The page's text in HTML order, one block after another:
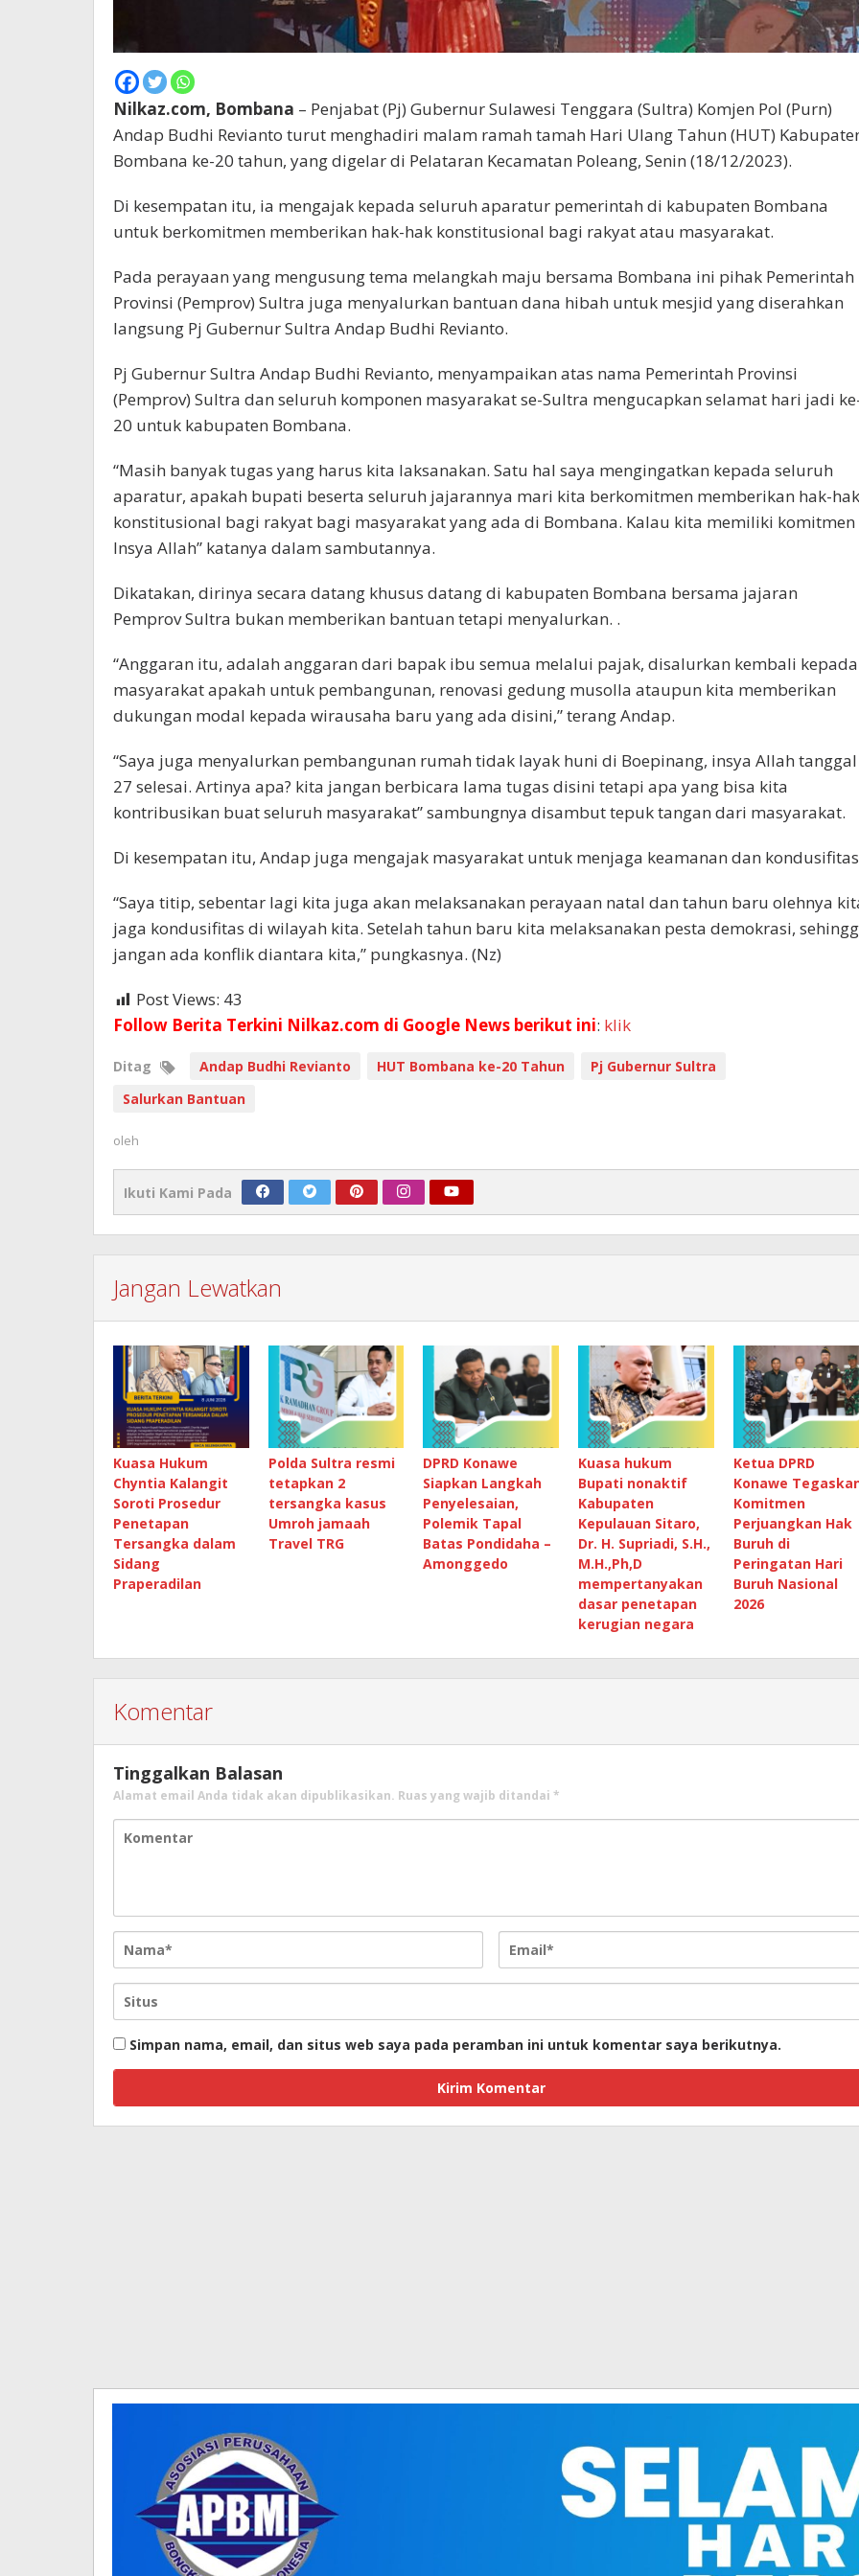
Nilkaz.com, Bombana – Penjabat (Pj) Gubernur Sulawesi Tenggara (Sultra) Komjen Pol (Purn)
Andap Budhi Revianto turut menghadiri malam ramah tamah Hari Ulang Tahun (HUT)
Bombana ke-20 tahun, yang digelar di Pelataran Kecamatan Poleang, Senin (18/12/2023).
Di kesempatan itu, ia mengajak kepada seluruh aparatur pemerintah di kabupaten Bombana
untuk berkomitmen memberikan hak-hak konstitusional bagi rakyat atau masyarakat.
Pada perayaan yang mengusung tema melangkah maju bersama Bombana ini pihak Pemerintah
Provinsi (Pemprov) Sultra juga menyalurkan bantuan dana hibah untuk mesjid yang diserahkan
langsung Pj Gubernur Sultra Andap Budhi Revianto.
Pj Gubernur Sultra Andap Budhi Revianto, menyampaikan atas nama Pemerintah Provinsi
(Pemprov) Sultra dan seluruh komponen masyarakat se-Sultra mengucapkan selamat hari jadi
20 untuk kabupaten Bombana.
“Masih banyak tugas yang harus kita laksanakan. Satu hal saya mengingatkan kepada seluruh
aparatur, apakah bupati beserta seluruh jajarannya mari kita berkomitmen memberikan hak-hak
konstitusional bagi rakyat bagi masyarakat yang ada di Bombana. Kalau kita memiliki komitmen
Insya Allah” katanya dalam sambutannya.
Dikatakan, dirinya secara datang khusus datang di kabupaten Bombana bersama jajaran
Pemprov Sultra bukan memberikan bantuan tetapi menyalurkan. .
“Anggaran itu, adalah anggaran dari bapak ibu semua melalui pajak, disalurkan kembali kepada
masyarakat apakah untuk pembangunan, renovasi gedung musolla ataupun kita memberikan
dukungan modal kepada wirausaha baru yang ada disini,” terang Andap.
“Saya juga menyalurkan pembangunan rumah tidak layak huni di Boepinang, insya Allah tanggal
27 selesai. Artinya apa? kita jangan berbicara lama tugas disini tetapi apa yang bisa kita
kontribusikan buat seluruh masyarakat” sambungnya disambut tepuk tangan dari masyarakat.
Di kesempatan itu, Andap juga mengajak masyarakat untuk menjaga keamanan dan
“Saya titip, sebentar lagi kita juga akan melaksanakan perayaan natal dan tahun baru olehnya
jaga kondusifitas di wilayah kita. Setelah tahun baru kita melaksanakan pesta demokrasi,
jangan ada konflik diantara kita,” pungkasnya. (Nz)
Post Views: 43
Follow Berita Terkini Nilkaz.com di Google News berikut ini: klik
Ditag Andap Budhi Revianto HUT Bombana ke-20 Tahun
Pj Gubernur Sultra
Salurkan Bantuan
oleh
Ikuti Kami Pada
Jangan Lewatkan
Kuasa Hukum
Chyntia Kalangit
Soroti Prosedur
Penetapan
Tersangka dalam
Sidang
Praperadilan
Polda Sultra resmi
tetapkan 2
tersangka kasus
Umroh jamaah
Travel TRG
DPRD Konawe
Siapkan Langkah
Penyelesaian,
Polemik Tapal
Batas Pondidaha –
Amonggedo
Kuasa hukum
Bupati nonaktif
Kabupaten
Kepulauan Sitaro,
Dr. H. Supriadi, S.H.,
M.H.,Ph,D
mempertanyakan
dasar penetapan
kerugian negara
Ketua DPRD
Konawe
Komitmen
Perjuangkan Hak
Buruh di
Peringatan Hari
Buruh Nasional
2026
Komentar
Tinggalkan Balasan
Alamat email Anda tidak akan dipublikasikan. Ruas yang wajib ditandai *
Simpan nama, email, dan situs web saya pada peramban ini untuk komentar saya berikutnya.